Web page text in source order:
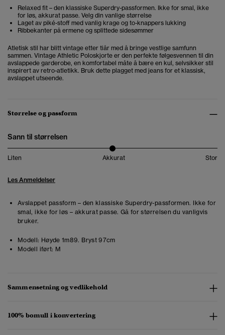
Relaxed fit – den klassiske Superdry-passformen. Ikke for smal, ikke
for løs, akkurat passe. Velg din vanlige størrelse
Laget av piké-stoff med vanlig krage og to-knappers lukking
Ribbekanter på ermene og splittede sidesømmer
Atletisk stil har blitt vintage etter tiår med å bringe vestlige samfunn
sammen. Vintage Athletic Poloskjorte er den perfekte følgesvennen til din
avslappede garderobe, en komfortabel måte å bære en kul, selvsikker stil
inspirert av retro-atletikk. Bruk dette plagget med jeans for et klassisk,
avslappet utseende.
Størrelse og passform
Sann til størrelsen
Liten Akkurat Stor
Les Anmeldelser
Avslappet passform – den klassiske Superdry-passformen. Ikke for
smal, ikke for løs – akkurat passe. Gå for størrelsen du vanligvis
bruker.
Modell: Høyde 1m89. Bryst 97cm
Modell iført: M
Sammensetning og vedlikehold
100% bomull i konvertering